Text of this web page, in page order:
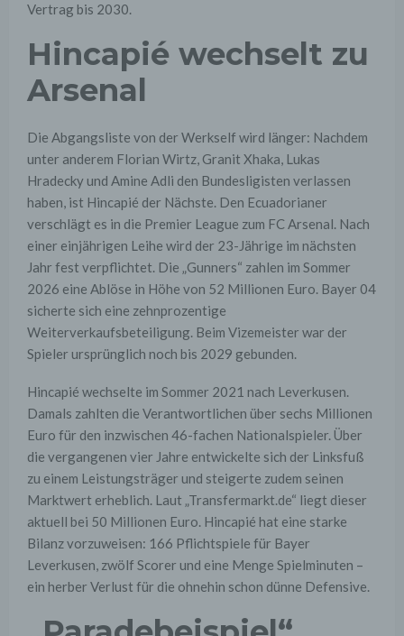
Vertrag bis 2030.
Hincapié wechselt zu
Arsenal
Die Abgangsliste von der Werkself wird länger: Nachdem
unter anderem Florian Wirtz, Granit Xhaka, Lukas
Hradecky und Amine Adli den Bundesligisten verlassen
haben, ist Hincapié der Nächste. Den Ecuadorianer
verschlägt es in die Premier League zum FC Arsenal. Nach
einer einjährigen Leihe wird der 23-Jährige im nächsten
Jahr fest verpflichtet. Die „Gunners“ zahlen im Sommer
2026 eine Ablöse in Höhe von 52 Millionen Euro. Bayer 04
sicherte sich eine zehnprozentige
Weiterverkaufsbeteiligung. Beim Vizemeister war der
Spieler ursprünglich noch bis 2029 gebunden.
Hincapié wechselte im Sommer 2021 nach Leverkusen.
Damals zahlten die Verantwortlichen über sechs Millionen
Euro für den inzwischen 46-fachen Nationalspieler. Über
die vergangenen vier Jahre entwickelte sich der Linksfuß
zu einem Leistungsträger und steigerte zudem seinen
Marktwert erheblich. Laut „Transfermarkt.de“ liegt dieser
aktuell bei 50 Millionen Euro. Hincapié hat eine starke
Bilanz vorzuweisen: 166 Pflichtspiele für Bayer
Leverkusen, zwölf Scorer und eine Menge Spielminuten –
ein herber Verlust für die ohnehin schon dünne Defensive.